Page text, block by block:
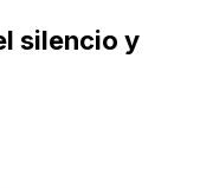
silencio y